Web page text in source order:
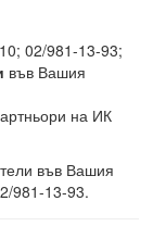
02/981-13-93;
във Вашия
на ИК
във Вашия
981-13-93.